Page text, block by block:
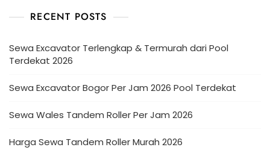
RECENT POSTS
Sewa Excavator Terlengkap & Termurah dari Pool
Terdekat 2026
Sewa Excavator Bogor Per Jam 2026 Pool Terdekat
Sewa Wales Tandem Roller Per Jam 2026
Harga Sewa Tandem Roller Murah 2026